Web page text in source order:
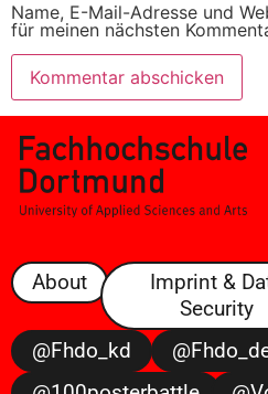
Name, E-Mail-Adresse und
für meinen nächsten
About
Imprint &
Security
@fhdo_kd